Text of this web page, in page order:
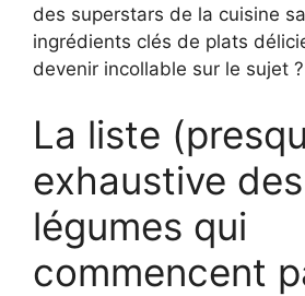
des superstars de la cuisine
ingrédients clés de plats
devenir incollable sur le sujet ?
La liste
exhaustive des
légumes qui
commencent